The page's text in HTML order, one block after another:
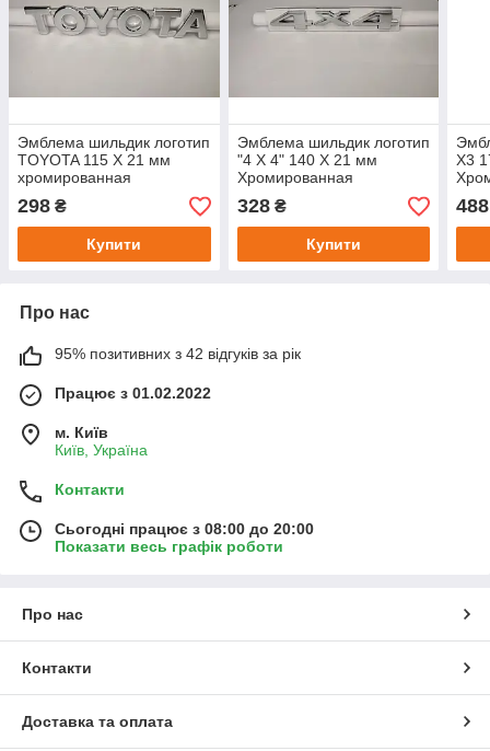
Эмблема шильдик логотип
TOYOTA 115 Х 21 мм
хромированная
298 ₴
Купити
Эмблема шильдик логотип
"4 X 4" 140 Х 21 мм
Хромированная
металлическая для JEEP
Compass Patriot Cherokee
Gr.C
328₴
Купити
X3
X3
488
Про нас
95% позитивних з 42 відгуків за рік
Працює з 01.02.2022
м. Київ
Київ, Україна
Контакти
Сьогодні працює з 08:00 до 20:00
Показати весь графік роботи
Про нас
Контакти
Доставка та оплата